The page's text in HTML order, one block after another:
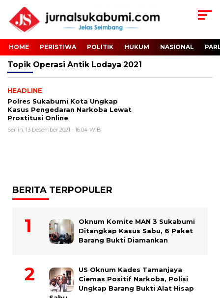
HOME PERISTIWA POLITIK HUKUM NASIONAL
Topik Operasi Antik Lodaya 2021
HEADLINE
Polres Sukabumi Kota Ungkap
Kasus Pengedaran Narkoba Lewat
Prostitusi Online
Senin, 13 Desember 2021 - 16:04 WIB
BERITA TERPOPULER
Oknum Komite MAN 3 Sukabumi
Ditangkap Kasus Sabu, 6 Paket
Barang Bukti Diamankan
US Oknum Kades Tamanjaya
Ciemas Positif Narkoba, Polisi
Ungkap Barang Bukti Alat Hisap